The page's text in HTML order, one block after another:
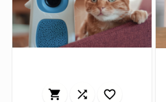
  